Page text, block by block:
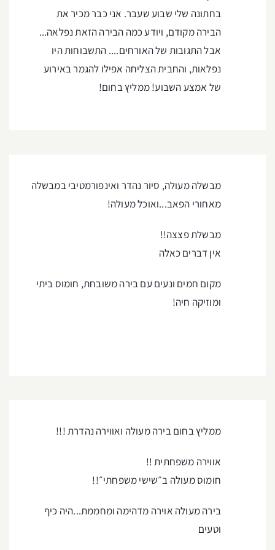
בחתונה שלי שבוע שעבר. אני כבר מכיר את
הבירה מקודם, ויודע כמה הבירה הזאת נפלאה...
אבל התגובות של האורחים.... התשבוחות היו
נפלאות, והחבית הצליחה אפילו להגמר באירוע
של אמצע השבוע! ממליץ בחום!
מבשלה מעולה, סיור נהדר ואינפורמטיבי במבשלה
מאחורי הפאב...ואוכל מעולה!
מבשלת פצצה!!
אין דברים כאלה
מקום חמים ונעים עם בירה משובחת, חומוס ביתי
ומוזיקה חיה!
ממליץ בחום בירה מעולה ואווירה נהדרת !!!
אווירה משפחתית !!
חומוס מעולה ב״שישי משפחתי״!!
בירה מעולה אוירה מדהימה ומחממת...היה כיף
וטעים